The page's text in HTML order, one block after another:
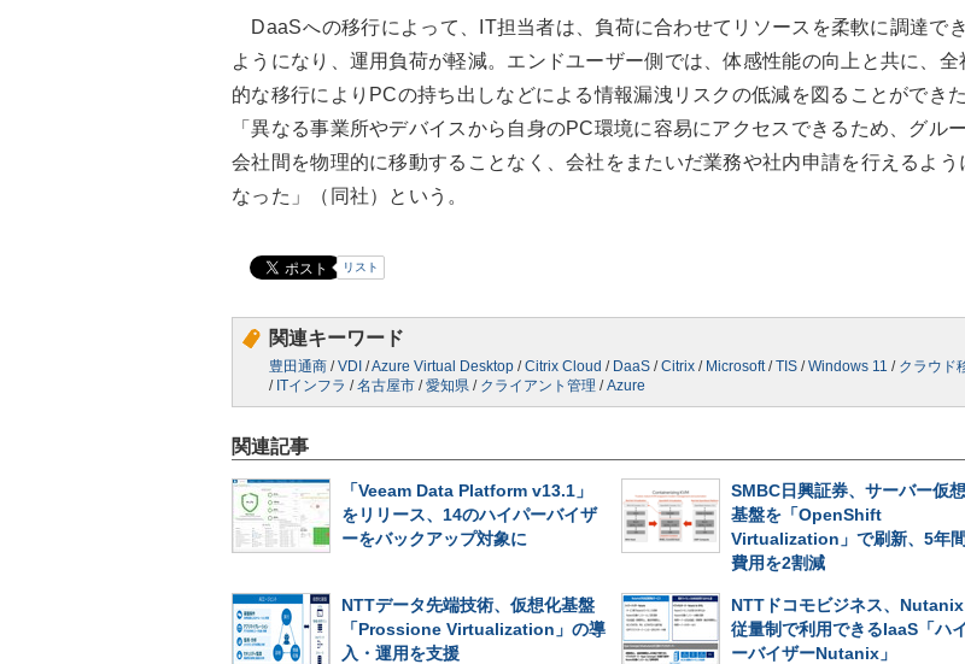
DaaSへの移行によって、IT担当者は、負荷に合わせてリソースを柔軟に調達で
ようになり、運用負荷が軽減。エンドユーザー側では、体感性能の向上と共に、全
的な移行によりPCの持ち出しなどによる情報漏洩リスクの低減を図ることができた
「異なる事業所やデバイスから自身のPC環境に容易にアクセスできるため、グル
会社間を物理的に移動することなく、会社をまたいだ業務や社内申請を行えるよう
なった」（同社）という。
リスト
関連キーワード
豊田通商 /VDI /Azure Virtual Desktop /Citrix Cloud / DaaS /Citrix / Microsoft/TIS /Windows 11 / クラウド
/ ITインフラ /名古屋市 /愛知県 / クライアント管理 /Azure
関連記事
「Veeam Data Platform v13.1」
をリリース、14のハイパーバイザ
ーをバックアップ対象に
SMBC日興証券、サーバー仮
基盤を「OpenShift
Virtualization」で刷新、5年
費用を2割減
NTTデータ先端技術、仮想化基盤
「Prossione Virtualization」の導
入・運用を支援
NTTドコモビジネス、
従量制で利用できるIaaS「ハ
ーバイザーNutanix」